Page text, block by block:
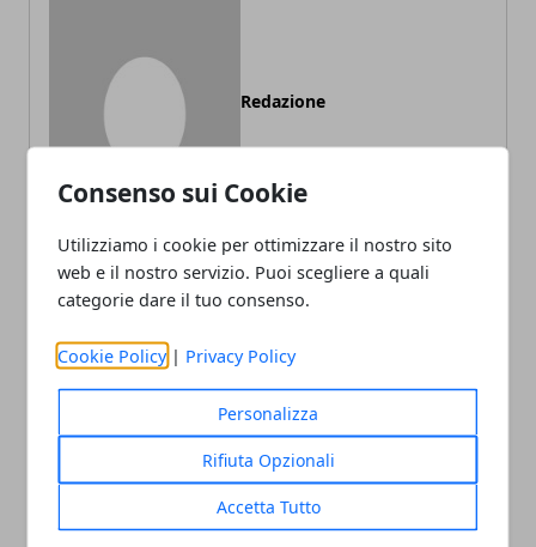
Consenso sui Cookie
Utilizziamo i cookie per ottimizzare il nostro sito
web e il nostro servizio. Puoi scegliere a quali
categorie dare il tuo consenso.
Cookie Policy | Privacy Policy
Personalizza
Rifiuta Opzionali
Accetta Tutto
Redazione
CATEGORIE